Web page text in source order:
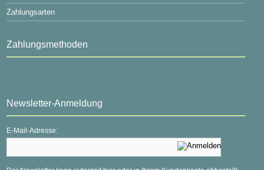
Zahlungsarten
Zahlungsmethoden
Newsletter-Anmeldung
E-Mail-Adresse: